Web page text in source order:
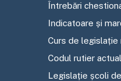
Întrebări
Indicatoare și
Curs de legislație
Codul rutier
Legislație școli